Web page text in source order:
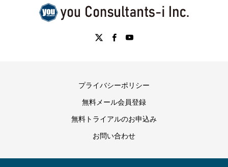
プライバシーポリシー
無料メール会員登録
無料トライアルのお申込み
お問い合わせ